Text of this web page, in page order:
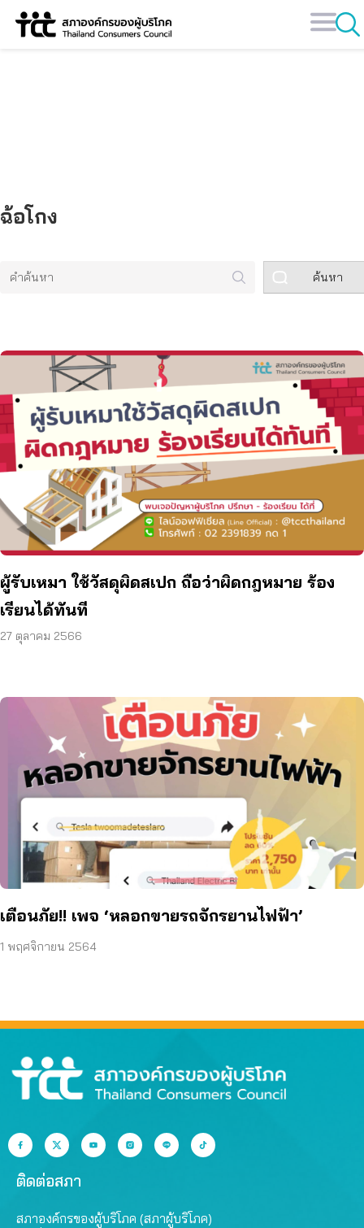
Skip
ฉ้อโกง
ค้นหา
ผู้รับเหมา ใช้วัสดุผิดสเปก ถือว่าผิดกฎหมาย ร้อง
เรียนได้ทันที
27 ตุลาคม 2566
เตือนภัย!! เพจ ‘หลอกขายรถจักรยานไฟฟ้า’
1 พฤศจิกายน 2564
ติดต่อสภา
สภาองค์กรของผู้บริโภค (สภาผู้บริโภค)